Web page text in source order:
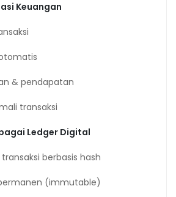
Keuangan
& pendapatan
transaksi
Ledger Digital
berbasis hash
(immutable)